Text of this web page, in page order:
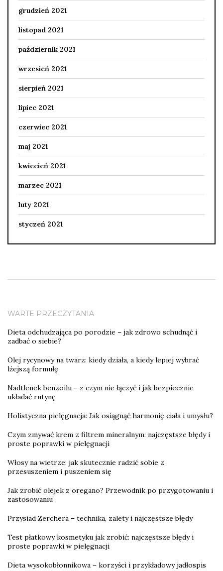
grudzień 2021
listopad 2021
październik 2021
wrzesień 2021
sierpień 2021
lipiec 2021
czerwiec 2021
maj 2021
kwiecień 2021
marzec 2021
luty 2021
styczeń 2021
WARTE PRZECZYTANIA
Dieta odchudzająca po porodzie – jak zdrowo schudnąć i
zadbać o siebie?
Olej rycynowy na twarz: kiedy działa, a kiedy lepiej wybrać
lżejszą formułę
Nadtlenek benzoilu – z czym nie łączyć i jak bezpiecznie
układać rutynę
Holistyczna pielęgnacja: Jak osiągnąć harmonię ciała i umysłu?
Czym zmywać krem z filtrem mineralnym: najczęstsze błędy i
proste poprawki w pielęgnacji
Włosy na wietrze: jak skutecznie radzić sobie z
przesuszeniem i puszeniem się
Jak zrobić olejek z oregano? Przewodnik po przygotowaniu i
zastosowaniu
Przysiad Zerchera – technika, zalety i najczęstsze błędy
Test płatkowy kosmetyku jak zrobić: najczęstsze błędy i
proste poprawki w pielęgnacji
Dieta wysokobłonnikowa – korzyści i przykładowy jadłospis